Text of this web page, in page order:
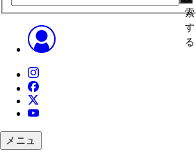
索
す
る
メニュ